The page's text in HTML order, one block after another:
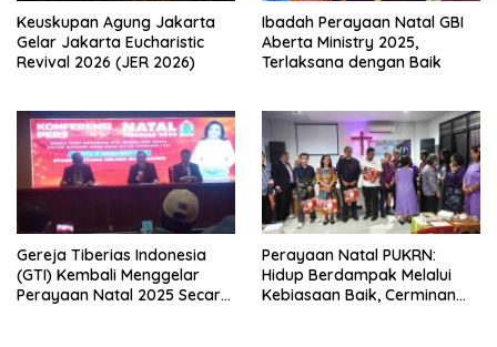
Keuskupan Agung Jakarta
Gelar Jakarta Eucharistic
Revival 2026 (JER 2026)
Ibadah Perayaan Natal GBI
Aberta Ministry 2025,
Terlaksana dengan Baik
Gereja Tiberias Indonesia
(GTI) Kembali Menggelar
Perayaan Natal 2025 Secara
Perayaan Natal PUKRN:
Hidup Berdampak Melalui
Kebiasaan Baik, Cerminan